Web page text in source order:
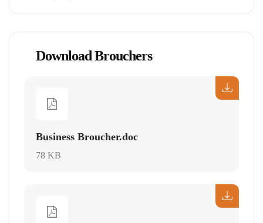
Download Brouchers
Business Broucher.doc
78 KB